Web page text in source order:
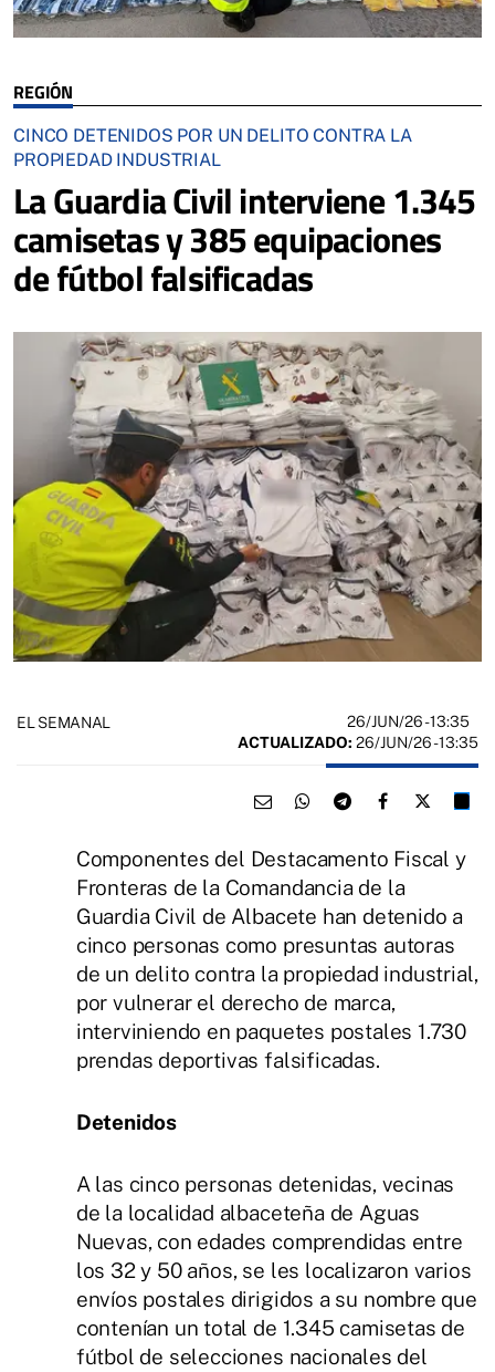
REGIÓN
CINCO DETENIDOS POR UN DELITO CONTRA LA
PROPIEDAD INDUSTRIAL
La Guardia Civil interviene 1.345
camisetas y 385 equipaciones
de fútbol falsificadas
EL SEMANAL 26/JUN/26- 13:35
ACTUALIZADO: 26/JUN/26 - 13:35
Componentes del Destacamento Fiscal y
Fronteras de la Comandancia de la
Guardia Civil de Albacete han detenido a
cinco personas como presuntas autoras
de un delito contra la propiedad industrial,
por vulnerar el derecho de marca,
interviniendo en paquetes postales 1.730
prendas deportivas falsificadas.
Detenidos
A las cinco personas detenidas, vecinas
de la localidad albaceteña de Aguas
Nuevas, con edades comprendidas entre
los 32 y 50 años, se les localizaron varios
envíos postales dirigidos a su nombre que
contenían un total de 1.345 camisetas de
fútbol de selecciones nacionales del